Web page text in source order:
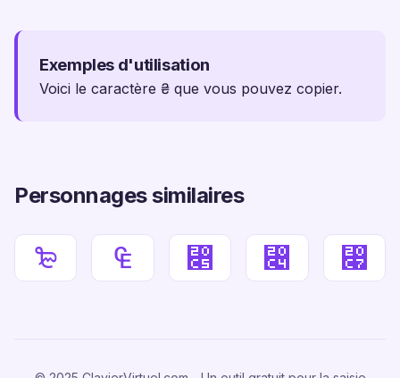
Exemples d'utilisation
Voici le caractère ₴ que vous pouvez copier.
Personnages similaires
₻ ₠ ⃅ ⃄ ⃇